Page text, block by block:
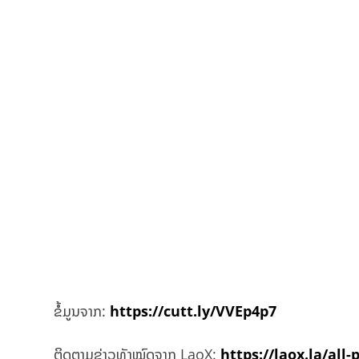
ຂໍ້ມູນຈາກ: https://cutt.ly/VVEp4p7
ຕິດຕາມຂ່າວທັງໝົດຈາກ LaoX: https://laox.la/all-